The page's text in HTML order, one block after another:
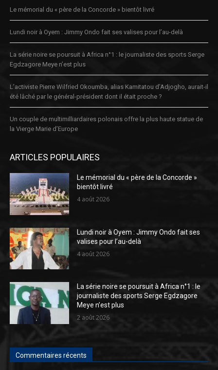
Le mémorial du « père de la Concorde » bientôt livré
Lundi noir à Oyem : Jimmy Ondo fait ses valises pour l’au-delà
La série noire se poursuit à Africa n°1 : le journaliste des sports Serge
Egdzagore Meye n’est plus
L’activiste Pierre Wilfried Okoumba, alias Kamitatou d’Adjogho, aurait-il
été lâché par le général-président dont il était proche ?
Un couple de multimilliardaires polonais offre la plus haute statue de
la Vierge Marie d’Europe
ARTICLES POPULAIRES
Le mémorial du « père de la Concorde »
bientôt livré
4 août 2026
Lundi noir à Oyem : Jimmy Ondo fait ses
valises pour l’au-delà
4 août 2026
La série noire se poursuit à Africa n°1 : le
journaliste des sports Serge Egdzagore
Meye n’est plus
2 août 2026
Commentaires récents